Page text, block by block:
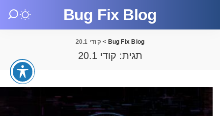
Bug Fix Blog
Bug Fix Blog
> קודי 20.1
תגית: קודי 20.1